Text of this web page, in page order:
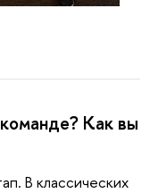
Как вы
В классических